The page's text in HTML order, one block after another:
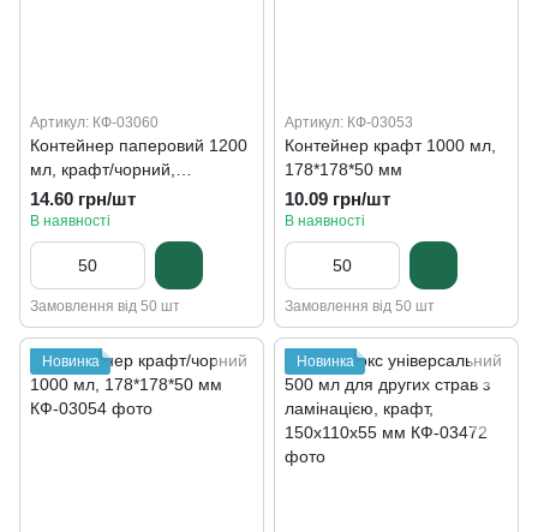
Артикул: КФ-03060
Контейнер паперовий 1200
мл, крафт/чорний,
180*120*50мм
14.60 грн/шт
В наявності
Замовлення від 50 шт
Артикул: КФ-03053
Контейнер крафт 1000 мл,
178*178*50 мм
10.09 грн/шт
В наявності
Замовлення від 50 шт
Новинка Новинка